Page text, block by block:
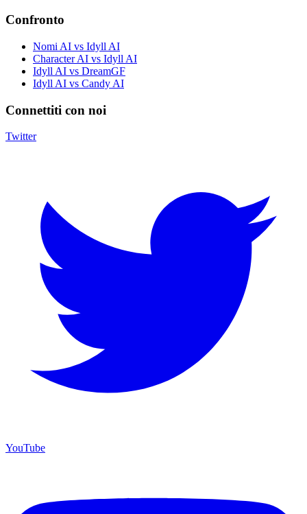
Confronto
Nomi AI vs Idyll AI
Character AI vs Idyll AI
Idyll AI vs DreamGF
Idyll AI vs Candy AI
Connettiti con noi
Twitter
YouTube